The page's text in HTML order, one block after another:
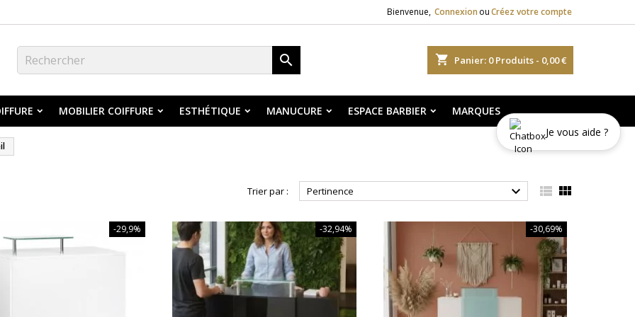
Bienvenue, Connexion ouCréez votre compte
shopping_cart Panier: 0Produits - 0,00 €

MOBILIER COIFFURE ESTHÉTIQUE MANUCURE ESPACE BARBIER MARQUES
Trier par : Pertinence   
-29,9% -32,94% -30,69%
Je vous aide ?